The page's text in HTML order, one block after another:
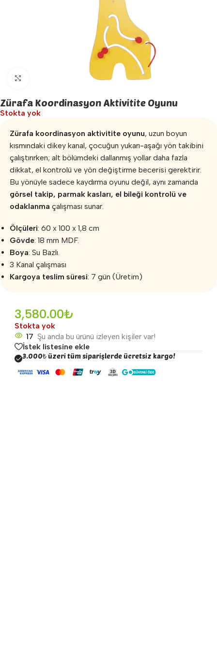
Büyütmek için tıklayın
Zürafa Koordinasyon Aktivitite Oyunu
Stokta yok
Zürafa koordinasyon aktivitite oyunu, uzun boyun
kısmındaki dikey kanal, çocuğun yukarı-aşağı yön takibini
çalıştırırken; alt bölümdeki dallanmış yollar daha fazla
dikkat, el kontrolü ve yön değiştirme becerisi gerektirir.
Bu yönüyle sadece kaydırma oyunu değil, aynı zamanda
görsel takip, parmak kasları, el bileği kontrolü ve
odaklanma çalışması sunar.
Ölçüleri: 60 x 100 x 1,8 cm
Gövde: 18 mm MDF.
Boya: Su Bazlı.
3 Kanal çalışması
Kargoya teslim süresi: 7 gün (Üretim)
3,580.00₺
Stokta yok
17 Şu anda bu ürünü izleyen kişiler var!
İstek listesine ekle
3.000₺ üzeri tüm siparişlerde ücretsiz kargo!